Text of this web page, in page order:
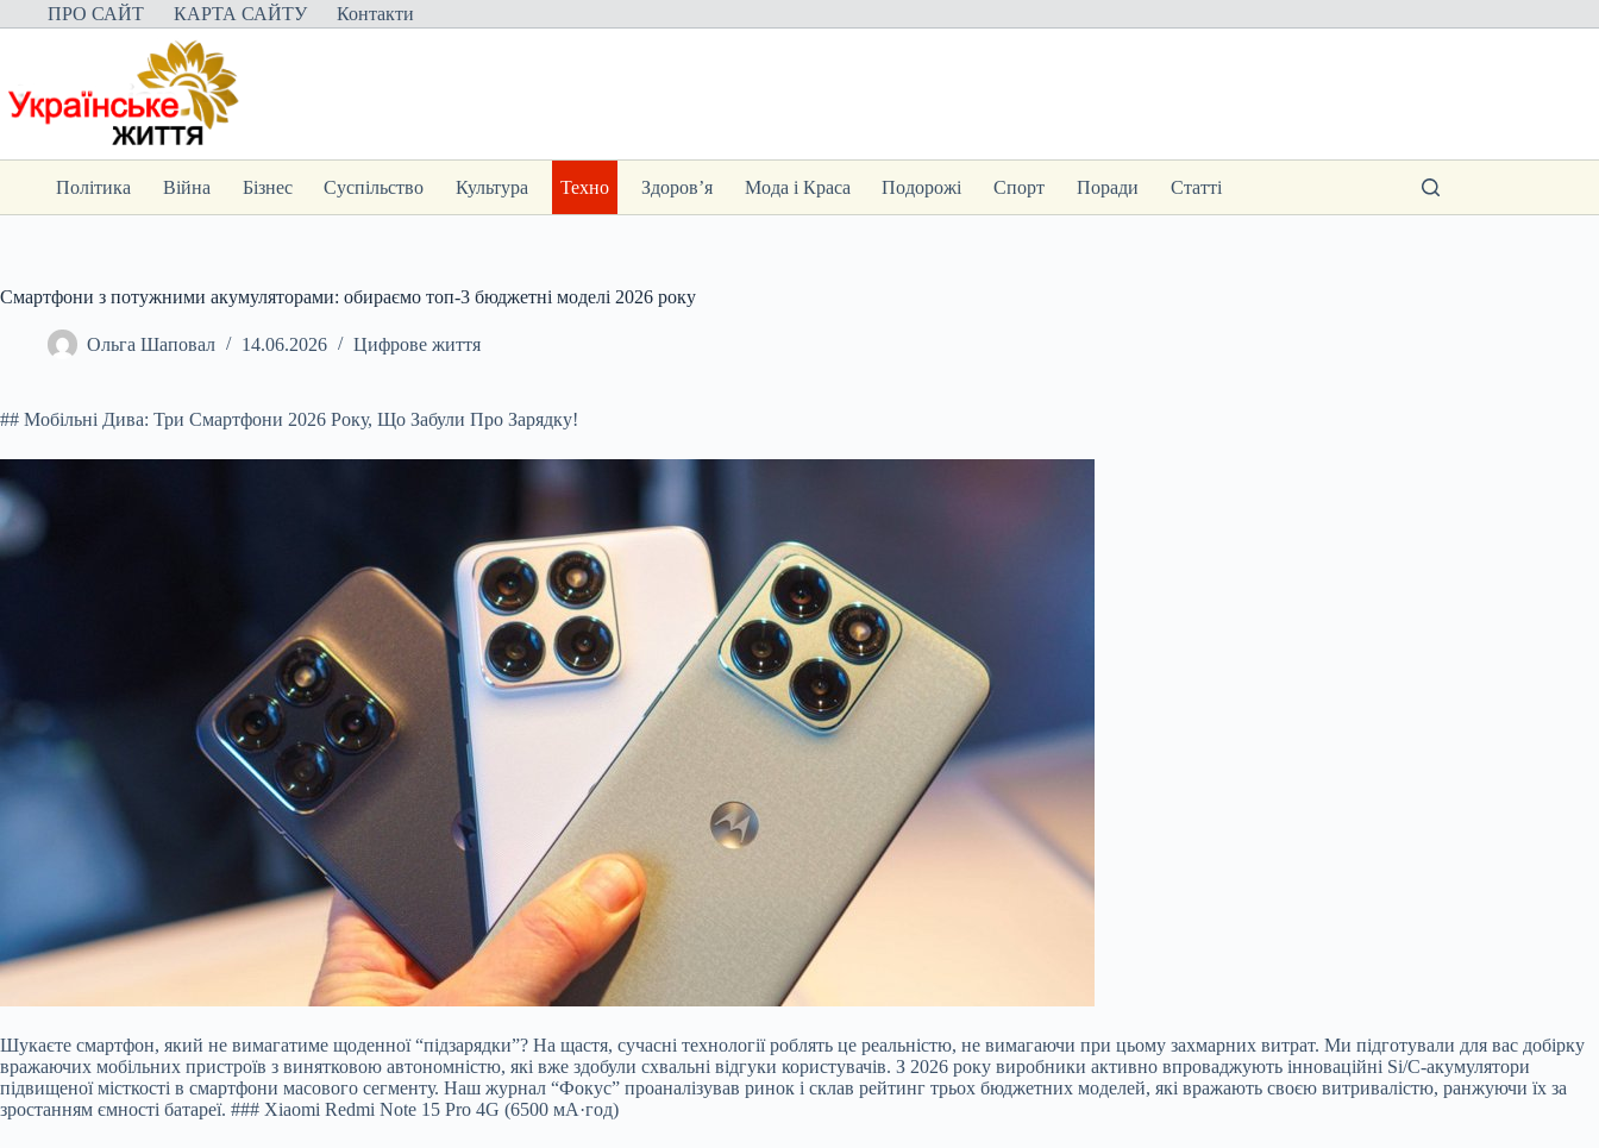
Перейти
до
ПРО САЙТ КАРТА САЙТУ Контакти
Політика Війна Бізнес Суспільство Культура Техно Здоров’я Мода і Краса Подорожі Спорт Поради Статті
Смартфони з потужними акумуляторами: обираємо топ-3 бюджетні моделі 2026 року
Ольга Шаповал 14.06.2026 Цифрове життя
## Мобільні Дива: Три Смартфони 2026 Року, Що Забули Про Зарядку!
Шукаєте смартфон, який не вимагатиме щоденної “підзарядки”? На щастя, сучасні технології роблять це реальністю, не вимагаючи при цьому захмарних витрат. Ми підготували для вас добірку
вражаючих мобільних пристроїв з винятковою автономністю, які вже здобули схвальні відгуки користувачів. З 2026 року виробники активно впроваджують інноваційні Si/C-акумулятори
підвищеної місткості в смартфони масового сегменту. Наш журнал “Фокус” проаналізував ринок і склав рейтинг трьох бюджетних моделей, які вражають своєю витривалістю, ранжуючи їх за
зростанням ємності батареї. ### Xiaomi Redmi Note 15 Pro 4G (6500 мА·год)